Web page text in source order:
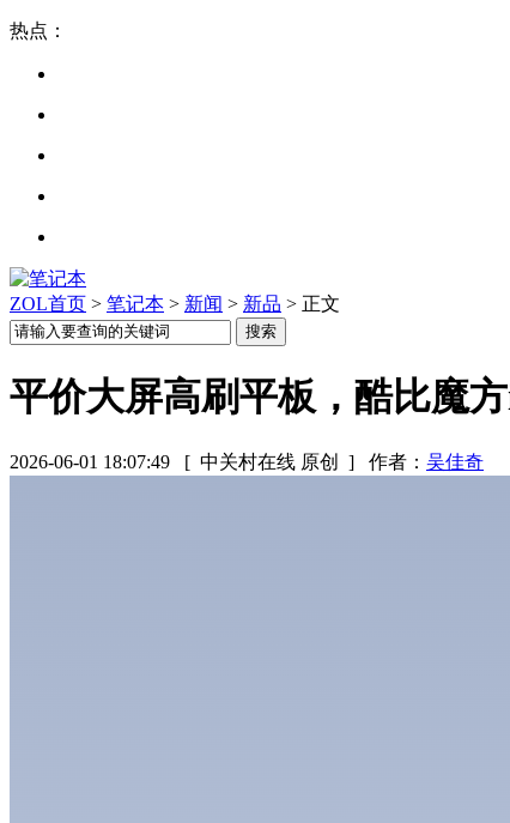
热点：
ZOL首页 > 笔记本 > 新闻 > 新品 > 正文
平价大屏高刷平板，酷比魔
2026-06-01 18:07:49 [ 中关村在线 原创 ] 作者： 吴佳奇